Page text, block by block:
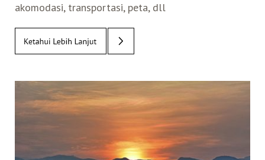
akomodasi, transportasi, peta, dll